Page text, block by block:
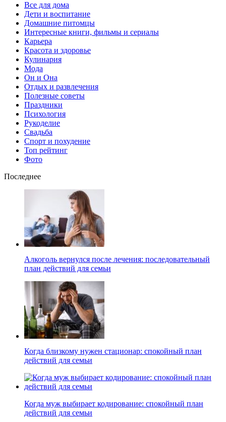
Все для дома
Дети и воспитание
Домашние питомцы
Интересные книги, фильмы и сериалы
Карьера
Красота и здоровье
Кулинария
Мода
Он и Она
Отдых и развлечения
Полезные советы
Праздники
Психология
Рукоделие
Свадьба
Спорт и похудение
Топ рейтинг
Фото
Последнее
Алкоголь вернулся после лечения: последовательный
план действий для семьи
Когда близкому нужен стационар: спокойный план
действий для семьи
Когда муж выбирает кодирование: спокойный план
действий для семьи